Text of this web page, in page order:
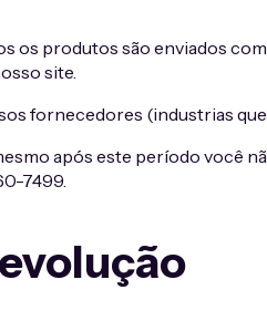
os produtos são enviados
site.
fornecedores (industrias
após este período você
7499.